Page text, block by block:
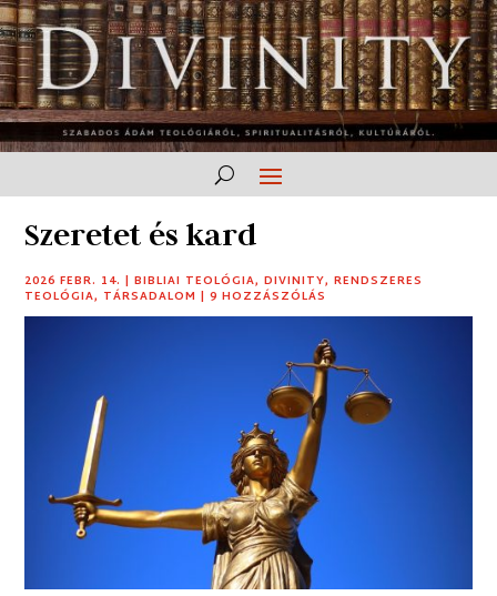
Szeretet és kard
2026 FEBR. 14. |BIBLIAI TEOLÓGIA,DIVINITY,RENDSZERES
TEOLÓGIA, TÁRSADALOM |9 HOZZÁSZÓLÁS